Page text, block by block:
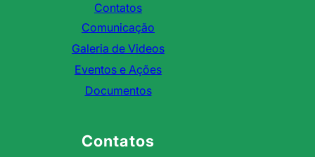
Contatos
Comunicação
Galeria de Videos
Eventos e Ações
Documentos
Contatos